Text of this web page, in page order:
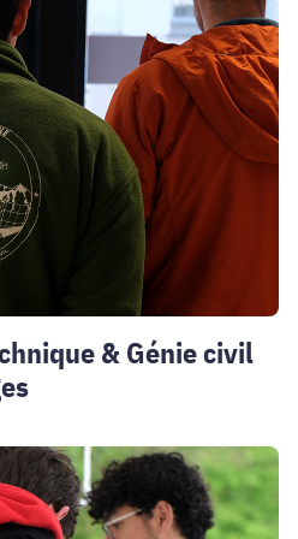
& Génie civil